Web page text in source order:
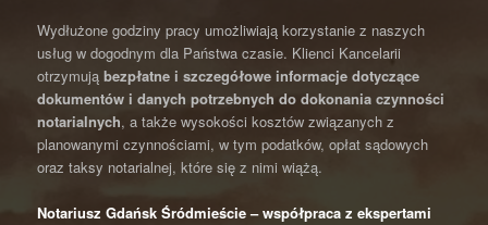
Wydłużone godziny pracy umożliwiają korzystanie z naszych
usług w dogodnym dla Państwa czasie. Klienci Kancelarii
otrzymują bezpłatne i szczegółowe informacje dotyczące
dokumentów i danych potrzebnych do dokonania czynności
notarialnych, a także wysokości kosztów związanych z
planowanymi czynnościami, w tym podatków, opłat sądowych
oraz taksy notarialnej, które się z nimi wiążą.
Notariusz Gdańsk Śródmieście – współpraca z ekspertami